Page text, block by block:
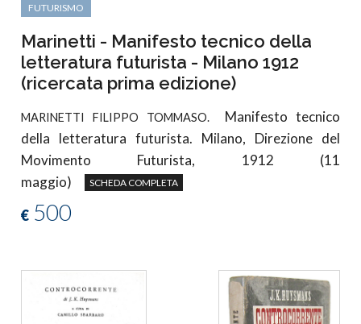
FUTURISMO
Marinetti - Manifesto tecnico della
letteratura futurista - Milano 1912
(ricercata prima edizione)
MARINETTI FILIPPO TOMMASO.
Manifesto tecnico
della letteratura futurista. Milano, Direzione del
Movimento Futurista, 1912 (11
maggio)
SCHEDA COMPLETA
€ 500